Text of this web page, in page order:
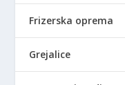
Frizerska oprema
Grejalice